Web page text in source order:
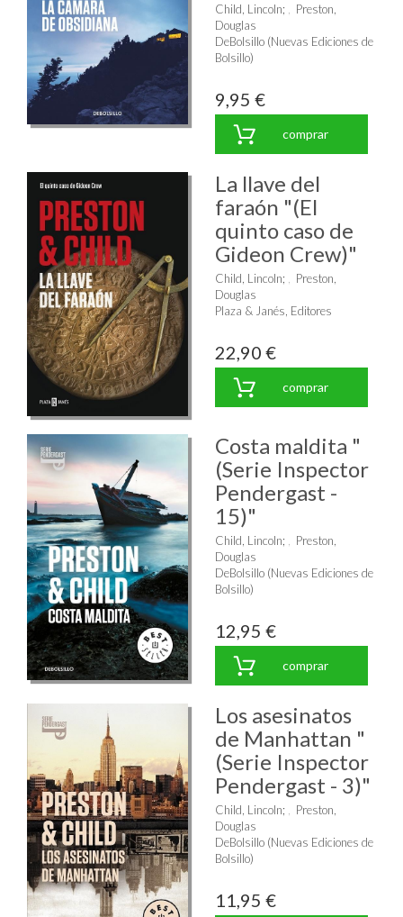
Child, Lincoln;
Preston,
Douglas
DeBolsillo (Nuevas Ediciones de
Bolsillo)
9,95 €
comprar
La llave del
faraón "(El
quinto caso de
Gideon Crew)"
Child, Lincoln;
Preston,
Douglas
Plaza & Janés, Editores
22,90 €
comprar
Costa maldita "
(Serie Inspector
Pendergast -
15)"
Child, Lincoln;
Preston,
Douglas
DeBolsillo (Nuevas Ediciones de
Bolsillo)
12,95 €
comprar
Los asesinatos
de Manhattan "
(Serie Inspector
Pendergast - 3)"
Child, Lincoln;
Preston,
Douglas
DeBolsillo (Nuevas Ediciones de
Bolsillo)
11,95 €